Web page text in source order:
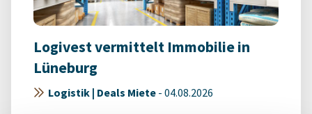
Logivest vermittelt Immobilie in
Lüneburg
Logistik | Deals Miete - 04.08.2026